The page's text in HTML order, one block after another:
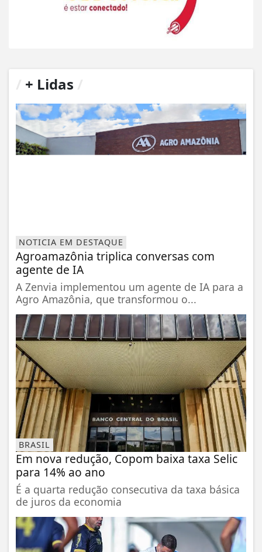
+ Lidas
NOTICIA EM DESTAQUE
Agroamazônia triplica conversas com
agente de IA
A Zenvia implementou um agente de IA para a
Agro Amazônia, que transformou o...
BRASIL
Em nova redução, Copom baixa taxa Selic
para 14% ao ano
É a quarta redução consecutiva da taxa básica
de juros da economia